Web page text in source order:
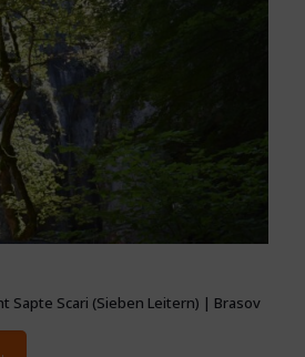
Sapte Scari (Sieben Leitern) | Brasov